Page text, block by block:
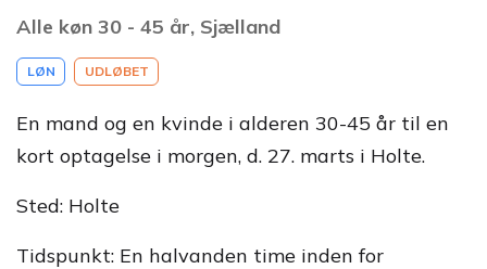
Alle køn 30 - 45 år, Sjælland
LØN UDLØBET
En mand og en kvinde i alderen 30-45 år til en
kort optagelse i morgen, d. 27. marts i Holte.
Sted: Holte
Tidspunkt: En halvanden time inden for